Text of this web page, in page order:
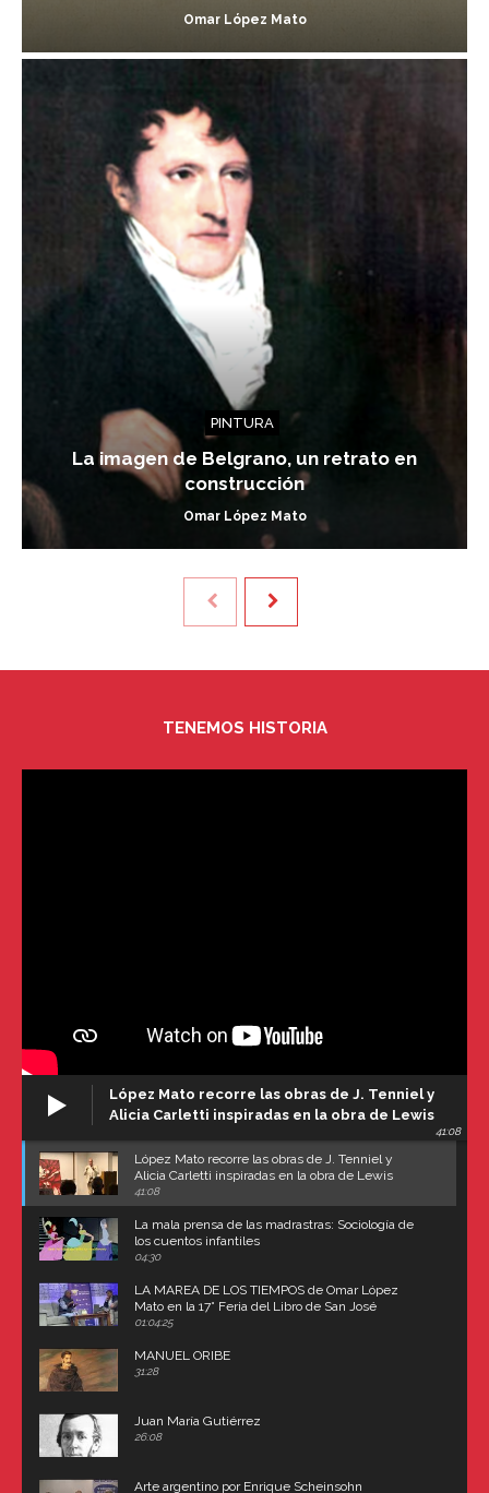
Omar López Mato
PINTURA
La imagen de Belgrano, un retrato en
construcción
Omar López Mato
TENEMOS HISTORIA
López Mato recorre las obras de J. Tenniel y
Alicia Carletti inspiradas en la obra de Lewis
41:08
López Mato recorre las obras de J. Tenniel y
Alicia Carletti inspiradas en la obra de Lewis
Carroll
41:08
La mala prensa de las madrastras: Sociología de
los cuentos infantiles
04:30
LA MAREA DE LOS TIEMPOS de Omar López
Mato en la 17° Feria del Libro de San José
(Uruguay)
01:04:25
MANUEL ORIBE
31:28
Juan María Gutiérrez
26:08
Arte argentino por Enrique Scheinsohn